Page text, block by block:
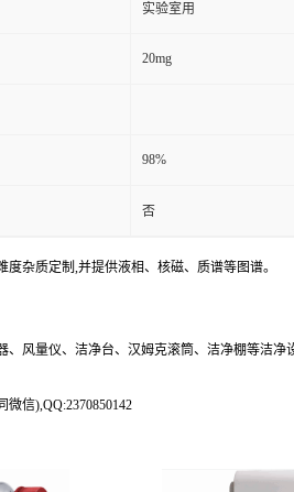
实验室用
20mg
98%
否
杂质定制,并提供液相、核磁、质谱等图谱。
、风量仪、洁净台、汉姆克滚筒、洁净棚等洁
微信),QQ:2370850142